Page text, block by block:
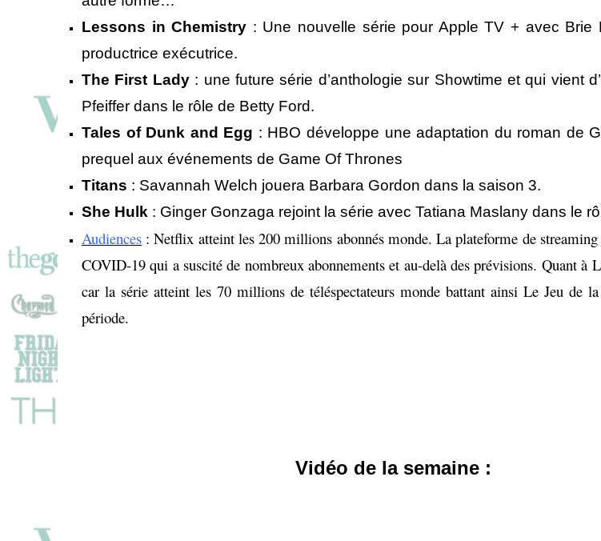
Lessons in Chemistry : Une nouvelle série pour Apple TV + avec Brie
productrice exécutrice.
The First Lady: une future série d’anthologie sur Showtime et qui vient
Pfeiffer dans le rôle de Betty Ford.
Tales of Dunk and Egg : HBO développe une adaptation du roman de
prequel aux événements de Game Of Thrones
Titans : Savannah Welch jouera Barbara Gordon dans la saison 3.
She Hulk : Ginger Gonzaga rejoint la série avec Tatiana Maslany dans le
Audiences : Netflix atteint les 200 millions abonnés monde. La plateforme de streaming
COVID-19 qui a suscité de nombreux abonnements et au-delà des prévisions. Quant à
car la série atteint les 70 millions de téléspectateurs monde battant ainsi Le Jeu de
période.
Vidéo de la semaine :